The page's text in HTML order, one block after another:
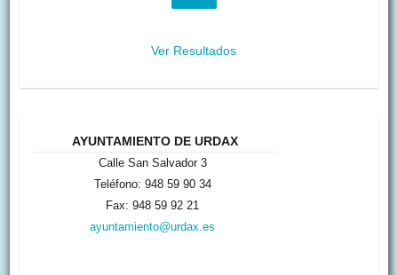
Ver Resultados
AYUNTAMIENTO DE URDAX
Calle San Salvador 3
Teléfono: 948 59 90 34
Fax: 948 59 92 21
ayuntamiento@urdax.es